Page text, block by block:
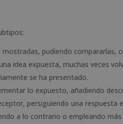
pudiendo compararlas,
idea expuesta, muchas veces
se ha presentado.
lo expuesto, añadiendo
persiguiendo una respuesta
a lo contrario o empleando